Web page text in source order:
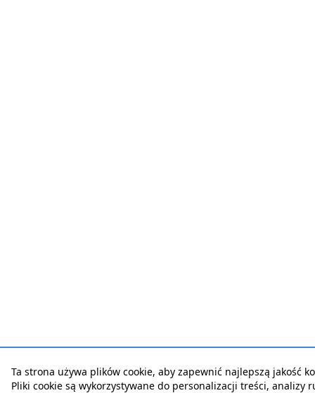
Ta strona używa plików cookie, aby zapewnić najlepszą jakość
Pliki cookie są wykorzystywane do personalizacji treści, analizy